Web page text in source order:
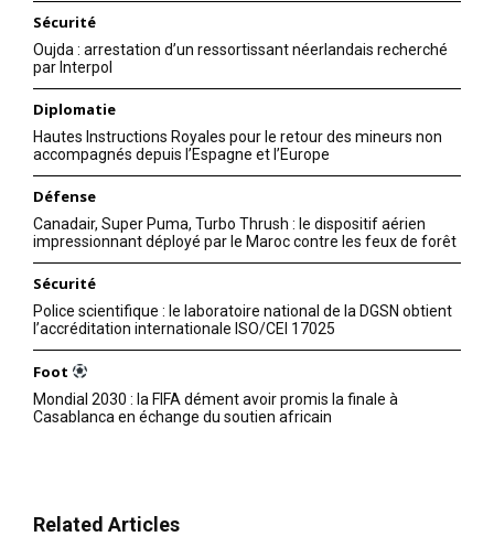
Sécurité
Oujda : arrestation d’un ressortissant néerlandais recherché
par Interpol
Diplomatie
Hautes Instructions Royales pour le retour des mineurs non
accompagnés depuis l’Espagne et l’Europe
Défense
Canadair, Super Puma, Turbo Thrush : le dispositif aérien
impressionnant déployé par le Maroc contre les feux de forêt
Sécurité
Police scientifique : le laboratoire national de la DGSN obtient
l’accréditation internationale ISO/CEI 17025
Foot
Mondial 2030 : la FIFA dément avoir promis la finale à
Casablanca en échange du soutien africain
Related Articles